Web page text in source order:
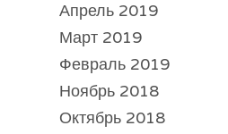
Апрель 2019
Март 2019
Февраль 2019
Ноябрь 2018
Октябрь 2018